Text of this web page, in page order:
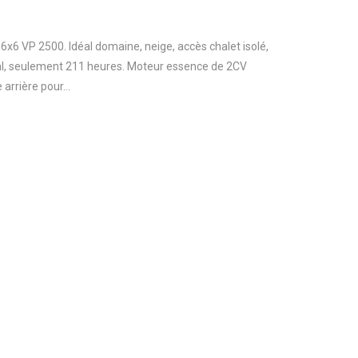
VP 2500. Idéal domaine, neige, accès chalet isolé,
seulement 211 heures. Moteur essence de 2CV
pour...